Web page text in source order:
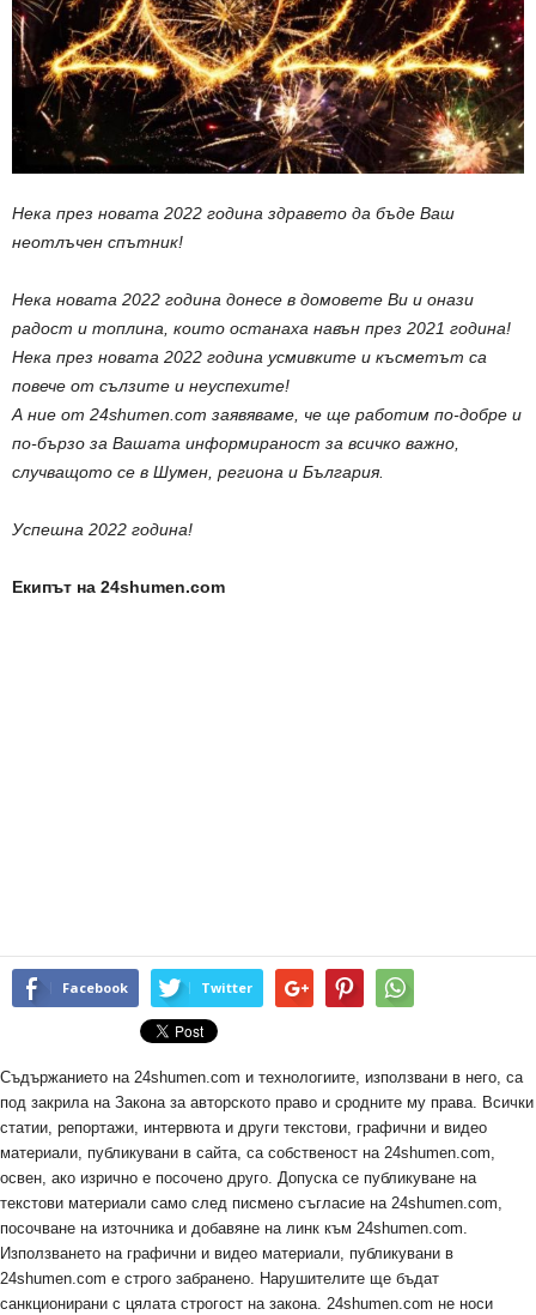
Нека през новата 2022 година здравето да бъде Ваш
неотлъчен спътник!
Нека новата 2022 година донесе в домовете Ви и онази
радост и топлина, които останаха навън през 2021 година!
Нека през новата 2022 година усмивките и късметът са
повече от сълзите и неуспехите!
А ние от 24shumen.com заявяваме, че ще работим по-добре и
по-бързо за Вашата информираност за всичко важно,
случващото се в Шумен, региона и България.
Успешна 2022 година!
Екипът на 24shumen.com
Facebook Twitter
Съдържанието на 24shumen.com и технологиите, използвани в него, са
под закрила на Закона за авторското право и сродните му права. Всички
статии, репортажи, интервюта и други текстови, графични и видео
материали, публикувани в сайта, са собственост на 24shumen.com,
освен, ако изрично е посочено друго. Допуска се публикуване на
текстови материали само след писмено съгласие на 24shumen.com,
посочване на източника и добавяне на линк към 24shumen.com.
Използването на графични и видео материали, публикувани в
24shumen.com е строго забранено. Нарушителите ще бъдат
санкционирани с цялата строгост на закона. 24shumen.com не носи